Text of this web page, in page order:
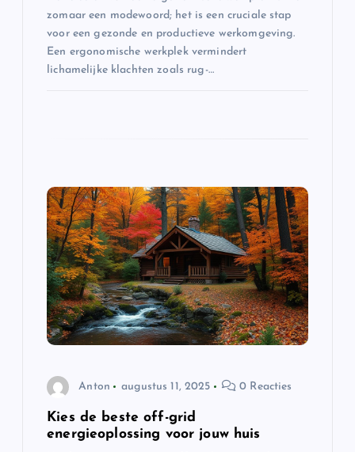
zomaar een modewoord; het is een cruciale stap
voor een gezonde en productieve werkomgeving.
Een ergonomische werkplek vermindert
lichamelijke klachten zoals rug-…
Anton augustus 11, 2025 0 Reacties
Kies de beste off-grid
energieoplossing voor jouw huis